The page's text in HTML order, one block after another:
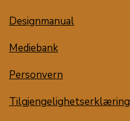
Designmanual
Mediebank
Personvern
Tilgjengelighetserklæring